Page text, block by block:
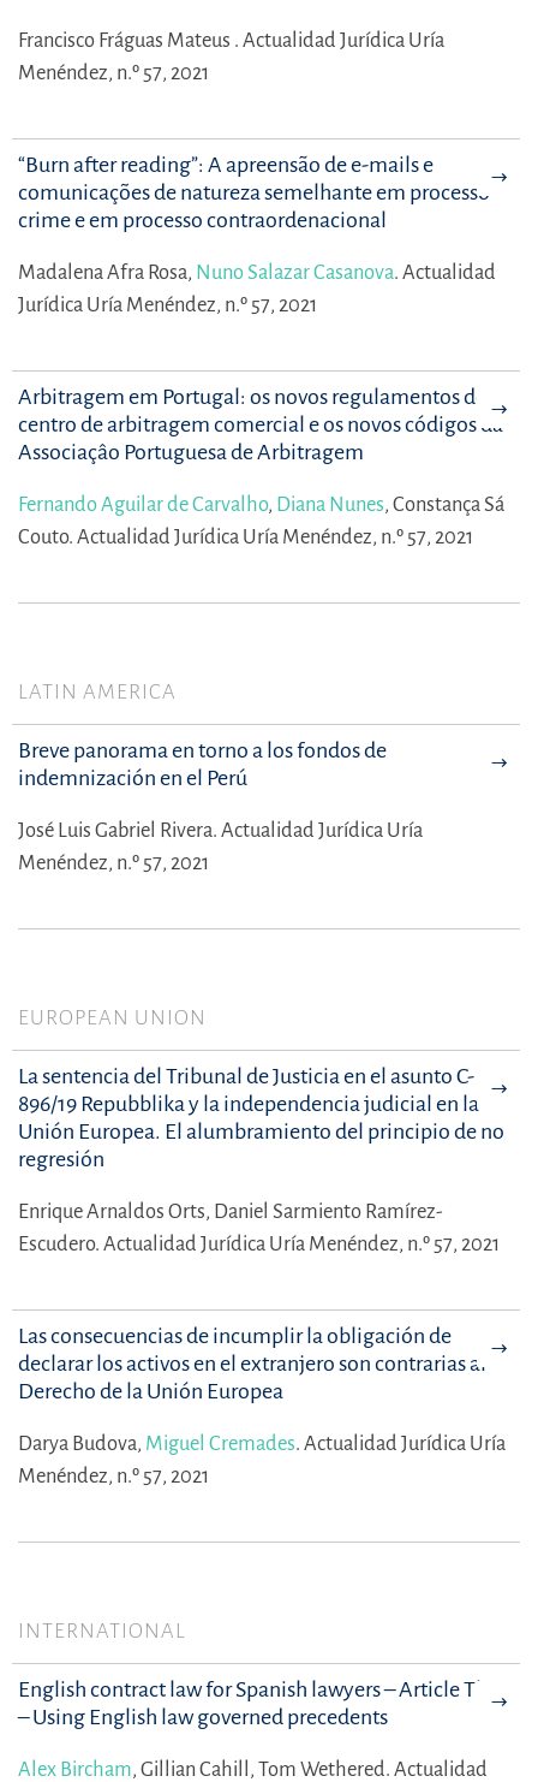
Francisco Fráguas Mateus . Actualidad Jurídica Uría
Menéndez, n.º 57, 2021
“Burn after reading”: A apreensão de e-mails e
comunicações de natureza semelhante em processo-
crime e em processo contraordenacional
Madalena Afra Rosa, Nuno Salazar Casanova. Actualidad
Jurídica Uría Menéndez, n.º 57, 2021
Arbitragem em Portugal: os novos regulamentos do
centro de arbitragem comercial e os novos códigos da
Associaçâo Portuguesa de Arbitragem
Fernando Aguilar de Carvalho, Diana Nunes, Constança Sá
Couto. Actualidad Jurídica Uría Menéndez, n.º 57, 2021
LATIN AMERICA
Breve panorama en torno a los fondos de
indemnización en el Perú
José Luis Gabriel Rivera. Actualidad Jurídica Uría
Menéndez, n.º 57, 2021
EUROPEAN UNION
La sentencia del Tribunal de Justicia en el asunto C-
896/19 Repubblika y la independencia judicial en la
Unión Europea. El alumbramiento del principio de no
regresión
Enrique Arnaldos Orts, Daniel Sarmiento Ramírez-
Escudero. Actualidad Jurídica Uría Menéndez, n.º 57, 2021
Las consecuencias de incumplir la obligación de
declarar los activos en el extranjero son contrarias al
Derecho de la Unión Europea
Darya Budova, Miguel Cremades. Actualidad Jurídica Uría
Menéndez, n.º 57, 2021
INTERNATIONAL
English contract law for Spanish lawyers – Article Three
– Using English law governed precedents
Alex Bircham, Gillian Cahill, Tom Wethered. Actualidad